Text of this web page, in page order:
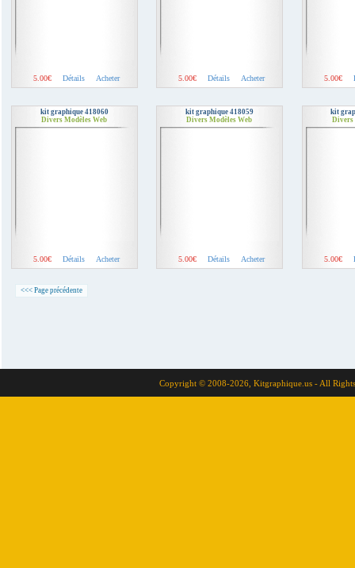
5.00€ Détails Acheter 5.00€ Détails Acheter 5.00€
kit graphique 418060
Divers Modèles Web
5.00€ Détails Acheter
kit graphique 418059
Divers Modèles Web
5.00€ Détails Acheter
kit
Divers
5.00€
<<< Page précédente
Copyright © 2008-2026, Kitgraphique.us - All